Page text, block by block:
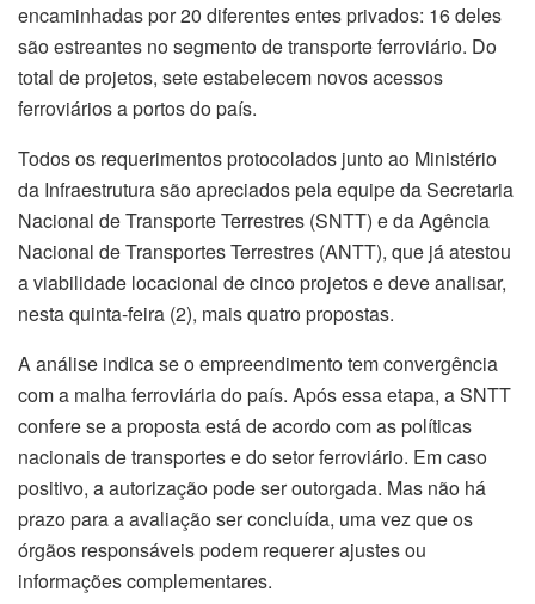
encaminhadas por 20 diferentes entes privados: 16 deles
são estreantes no segmento de transporte ferroviário. Do
total de projetos, sete estabelecem novos acessos
ferroviários a portos do país.
Todos os requerimentos protocolados junto ao Ministério
da Infraestrutura são apreciados pela equipe da Secretaria
Nacional de Transporte Terrestres (SNTT) e da Agência
Nacional de Transportes Terrestres (ANTT), que já atestou
a viabilidade locacional de cinco projetos e deve analisar,
nesta quinta-feira (2), mais quatro propostas.
A análise indica se o empreendimento tem convergência
com a malha ferroviária do país. Após essa etapa, a SNTT
confere se a proposta está de acordo com as políticas
nacionais de transportes e do setor ferroviário. Em caso
positivo, a autorização pode ser outorgada. Mas não há
prazo para a avaliação ser concluída, uma vez que os
órgãos responsáveis podem requerer ajustes ou
informações complementares.